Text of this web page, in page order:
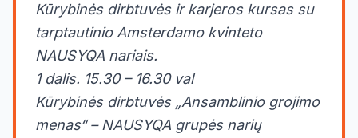
Kūrybinės dirbtuvės ir karjeros kursas su
tarptautinio Amsterdamo kvinteto
NAUSYQA nariais.
1 dalis. 15.30 – 16.30 val
Kūrybinės dirbtuvės „Ansamblinio grojimo
menas“ – NAUSYQA grupės narių